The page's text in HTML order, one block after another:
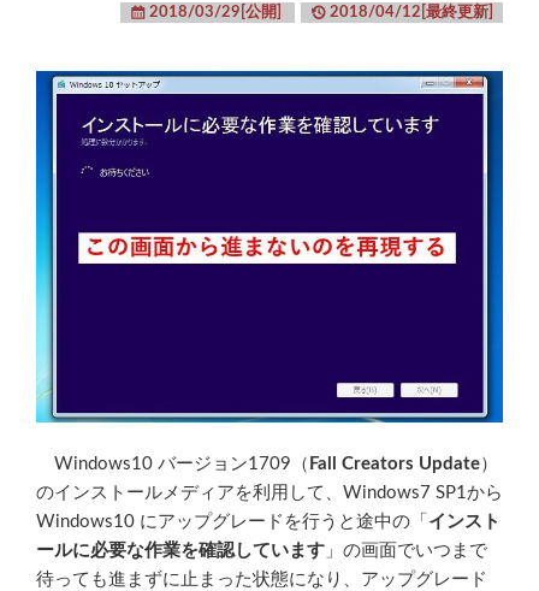
2018/03/29[公開] 2018/04/12[最終更新]
Windows10 バージョン1709（ Fall Creators Update）
のインストールメディアを利用して、Windows7 SP1から
Windows10 にアップグレードを行うと途中の「 インスト
ールに必要な作業を確認しています 」の画面でいつまで
待っても進まずに止まった状態になり、アップグレード